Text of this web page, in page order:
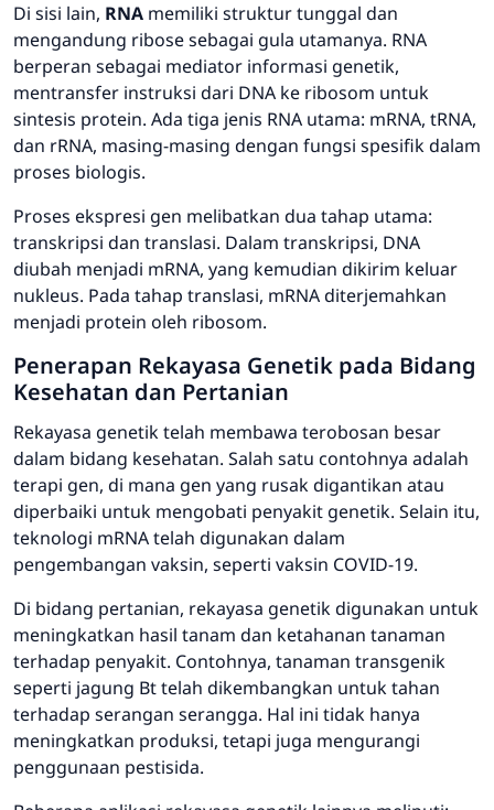
Di sisi lain, RNA memiliki struktur tunggal dan
mengandung ribose sebagai gula utamanya. RNA
berperan sebagai mediator informasi genetik,
mentransfer instruksi dari DNA ke ribosom untuk
sintesis protein. Ada tiga jenis RNA utama: mRNA, tRNA,
dan rRNA, masing-masing dengan fungsi spesifik dalam
proses biologis.
Proses ekspresi gen melibatkan dua tahap utama:
transkripsi dan translasi. Dalam transkripsi, DNA
diubah menjadi mRNA, yang kemudian dikirim keluar
nukleus. Pada tahap translasi, mRNA diterjemahkan
menjadi protein oleh ribosom.
Penerapan Rekayasa Genetik pada Bidang
Kesehatan dan Pertanian
Rekayasa genetik telah membawa terobosan besar
dalam bidang kesehatan. Salah satu contohnya adalah
terapi gen, di mana gen yang rusak digantikan atau
diperbaiki untuk mengobati penyakit genetik. Selain itu,
teknologi mRNA telah digunakan dalam
pengembangan vaksin, seperti vaksin COVID-19.
Di bidang pertanian, rekayasa genetik digunakan untuk
meningkatkan hasil tanam dan ketahanan tanaman
terhadap penyakit. Contohnya, tanaman transgenik
seperti jagung Bt telah dikembangkan untuk tahan
terhadap serangan serangga. Hal ini tidak hanya
meningkatkan produksi, tetapi juga mengurangi
penggunaan pestisida.